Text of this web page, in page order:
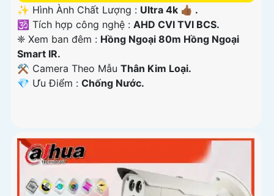
✨ Hình Ành Chất Lượng : Ultra 4k 👍🏾 .
🕉️ Tích hợp công nghệ : AHD CVI TVI BCS.
❈ Xem ban đêm : Hồng Ngoại 80m Hồng Ngoại
Smart IR.
⚒ Camera Theo Mẫu Thân Kim Loại.
️💎 Ưu Điểm : Chống Nước.